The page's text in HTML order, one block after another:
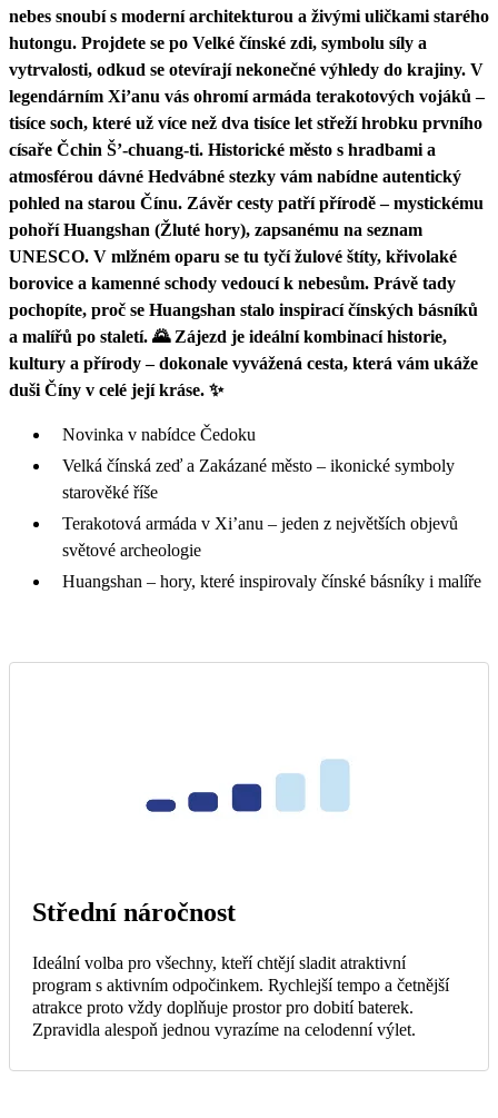
nebes snoubí s moderní architekturou a živými uličkami starého
hutongu. Projdete se po Velké čínské zdi, symbolu síly a
vytrvalosti, odkud se otevírají nekonečné výhledy do krajiny. V
legendárním Xi’anu vás ohromí armáda terakotových vojáků –
tisíce soch, které už více než dva tisíce let střeží hrobku prvního
císaře Čchin Š’-chuang-ti. Historické město s hradbami a
atmosférou dávné Hedvábné stezky vám nabídne autentický
pohled na starou Čínu. Závěr cesty patří přírodě – mystickému
pohoří Huangshan (Žluté hory), zapsanému na seznam
UNESCO. V mlžném oparu se tu tyčí žulové štíty, křivolaké
borovice a kamenné schody vedoucí k nebesům. Právě tady
pochopíte, proč se Huangshan stalo inspirací čínských básníků
a malířů po staletí. 🌄 Zájezd je ideální kombinací historie,
kultury a přírody – dokonale vyvážená cesta, která vám ukáže
duši Číny v celé její kráse. ✨
Novinka v nabídce Čedoku
Velká čínská zeď a Zakázané město – ikonické symboly
starověké říše
Terakotová armáda v Xi’anu – jeden z největších objevů
světové archeologie
Huangshan – hory, které inspirovaly čínské básníky i malíře
Střední náročnost
Ideální volba pro všechny, kteří chtějí sladit atraktivní
program s aktivním odpočinkem. Rychlejší tempo a četnější
atrakce proto vždy doplňuje prostor pro dobití baterek.
Zpravidla alespoň jednou vyrazíme na celodenní výlet.